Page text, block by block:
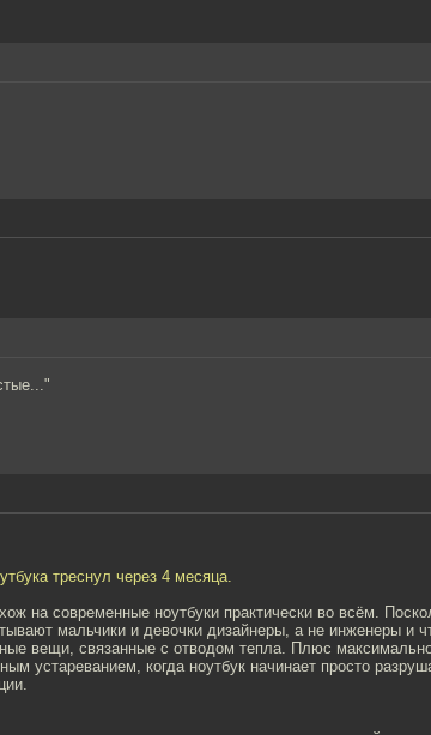
треснул через 4 месяца.
на современные ноутбуки практически во всём.
мальчики и девочки дизайнеры, а не инженеры и
вещи, связанные с отводом тепла. Плюс
устареванием, когда ноутбук начинает просто